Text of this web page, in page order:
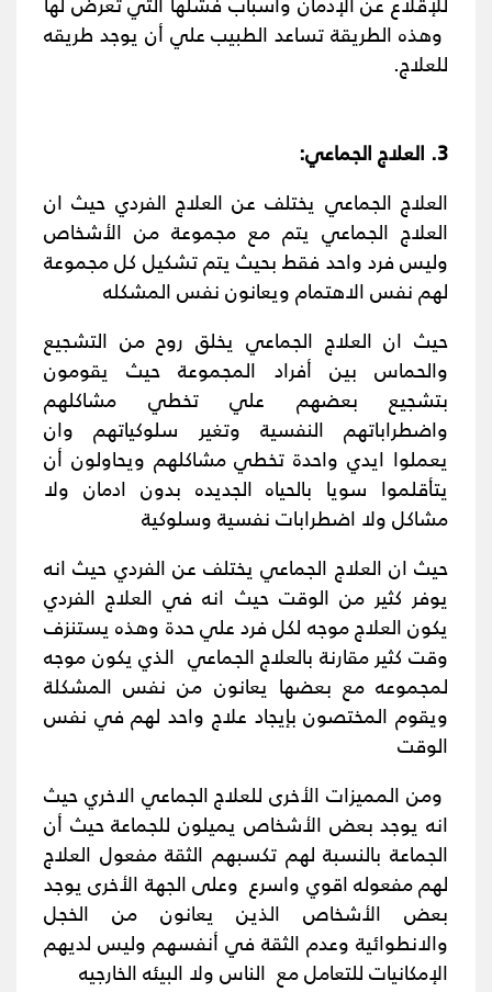
وهذه الطريقة تساعد الطبيب علي أن يوجد طريقه
للعلاج.
3. العلاج الجماعي:
العلاج الجماعي يختلف عن العلاج الفردي حيث ان
العلاج الجماعي يتم مع مجموعة من الأشخاص
وليس فرد واحد فقط بحيث يتم تشكيل كل مجموعة
لهم نفس الاهتمام ويعانون نفس المشكله
حيث ان العلاج الجماعي يخلق روح من التشجيع
والحماس بين أفراد المجموعة حيث يقومون
بتشجيع بعضهم علي تخطي مشاكلهم
واضطراباتهم النفسية وتغير سلوكياتهم وان
يعملوا ايدي واحدة تخطي مشاكلهم ويحاولون أن
يتأقلموا سويا بالحياه الجديده بدون ادمان ولا
مشاكل ولا اضطرابات نفسية وسلوكية
حيث ان العلاج الجماعي يختلف عن الفردي حيث انه
يوفر كثير من الوقت حيث انه في العلاج الفردي
يكون العلاج موجه لكل فرد علي حدة وهذه يستنزف
وقت كثير مقارنة بالعلاج الجماعي الذي يكون موجه
لمجموعه مع بعضها يعانون من نفس المشكلة
ويقوم المختصون بإيجاد علاج واحد لهم في نفس
الوقت
ومن المميزات الأخرى للعلاج الجماعي الاخري حيث
انه يوجد بعض الأشخاص يميلون للجماعة حيث أن
الجماعة بالنسبة لهم تكسبهم الثقة مفعول العلاج
لهم مفعوله اقوي واسرع وعلى الجهة الأخرى يوجد
بعض الأشخاص الذين يعانون من الخجل
والانطوائية وعدم الثقة في أنفسهم وليس لديهم
الإمكانيات للتعامل مع الناس ولا البيئه الخارجيه